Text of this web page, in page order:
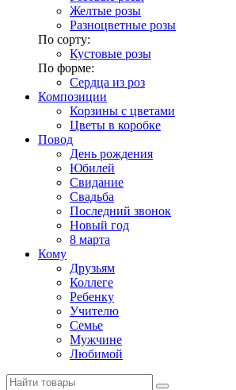
Желтые розы
Разноцветные розы
По сорту:
Кустовые розы
По форме:
Сердца из роз
Композиции
Корзины с цветами
Цветы в коробке
Повод
День рождения
Юбилей
Свидание
Свадьба
Последний звонок
Новый год
8 марта
Кому
Друзьям
Коллеге
Ребенку
Учителю
Семье
Мужчине
Любимой